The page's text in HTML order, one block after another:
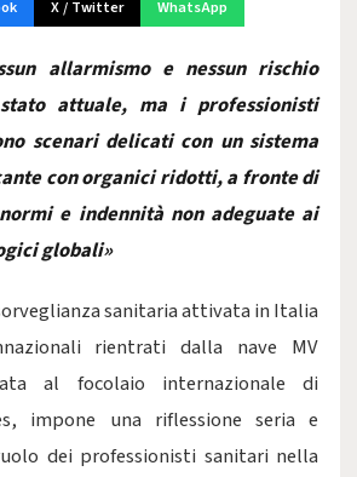
X / Twitter WhatsApp
allarmismo e nessun rischio
attuale, ma i professionisti
scenari delicati con un sistema
con organici ridotti, a fronte di
e indennità non adeguate ai
globali»
sanitaria attivata in Italia
rientrati dalla nave MV
al focolaio internazionale di
impone una riflessione seria e
dei professionisti sanitari nella